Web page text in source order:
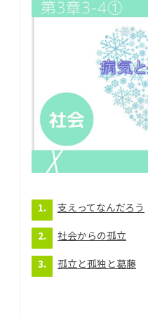
支えってなんだろう
社会からの孤立
孤立と孤独と葛藤